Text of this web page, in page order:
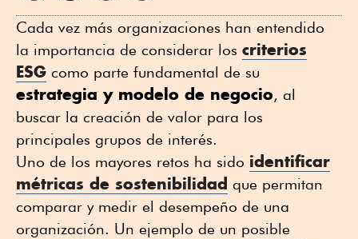
Cada vez más organizaciones han entendido
la importancia de considerar los criterios
ESG como parte fundamental de su
estrategia y modelo de negocio, al
buscar la creación de valor para los
principales grupos de interés.
Uno de los mayores retos ha sido identificar
métricas de sostenibilidad que permitan
comparar y medir el desempeño de una
organización. Un ejemplo de un posible